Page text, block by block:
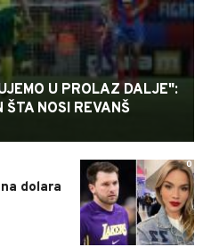
U PROLAZ DALJE":
ŠTA NOSI REVANŠ
0
dolara